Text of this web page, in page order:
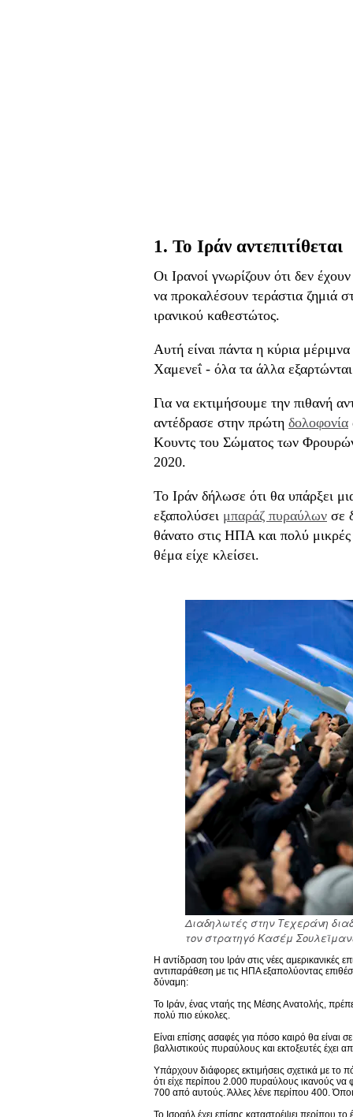
1. Το Ιράν αντεπιτίθεται
Οι Ιρανοί γνωρίζουν ότι δεν
να προκαλέσουν τεράστια ζημιά
ιρανικού καθεστώτος.
Αυτή είναι πάντα η κύρια
Χαμενεΐ - όλα τα άλλα
Για να εκτιμήσουμε την πιθανή
αντέδρασε στην πρώτη δολοφονία
Κουντς του Σώματος των
2020.
Το Ιράν δήλωσε ότι θα υπάρξει
εξαπολύσει μπαράζ πυραύλων σε
θάνατο στις ΗΠΑ και πολύ
θέμα είχε κλείσει.
Διαδηλωτές στην Τεχεράνη
τον στρατηγό Κασέμ
Η αντίδραση του Ιράν στις νέες αμερικανικές
αντιπαράθεση με τις ΗΠΑ εξαπολύοντας
δύναμη:
Το Ιράν, ένας νταής της Μέσης Ανατολής,
πολύ πιο εύκολες.
Είναι επίσης ασαφές για πόσο καιρό θα είναι
βαλλιστικούς πυραύλους και εκτοξευτές έχει
Υπάρχουν διάφορες εκτιμήσεις σχετικά με το
ότι είχε περίπου 2.000 πυραύλους ικανούς να
700 από αυτούς. Άλλες λένε περίπου 400.
Το Ισραήλ έχει επίσης καταστρέψει περίπου